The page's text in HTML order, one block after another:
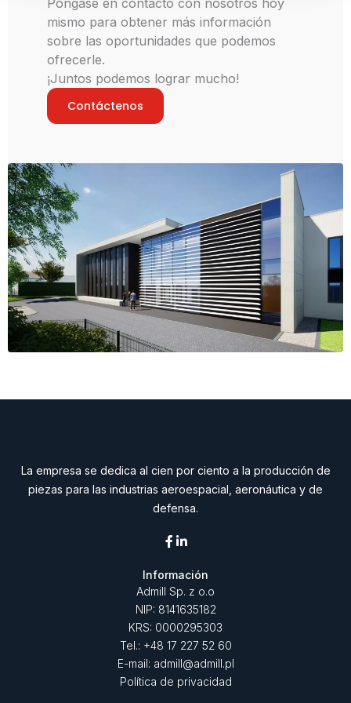
Póngase en contacto con nosotros hoy
mismo para obtener más información
sobre las oportunidades que podemos
ofrecerle.
¡Juntos podemos lograr mucho!
Contáctenos
La empresa se dedica al cien por ciento a la producción de
piezas para las industrias aeroespacial, aeronáutica y de
defensa.
Información
Admill Sp. z o.o
NIP: 8141635182
KRS: 0000295303
Tel.: +48 17 227 52 60
E-mail: admill@admill.pl
Política de privacidad